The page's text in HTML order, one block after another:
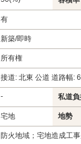
有
新築/即時
所有権
接道: 北東 公道 道路幅:
- 私道
宅地 地勢
防火地域；宅地造成工